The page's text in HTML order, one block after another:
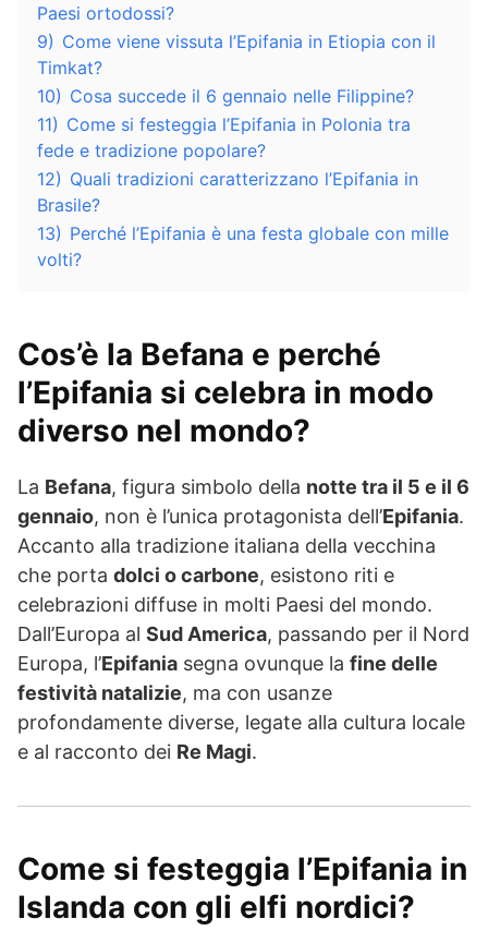
Paesi ortodossi?
9) Come viene vissuta l’Epifania in Etiopia con il
Timkat?
10) Cosa succede il 6 gennaio nelle Filippine?
11) Come si festeggia l’Epifania in Polonia tra
fede e tradizione popolare?
12) Quali tradizioni caratterizzano l’Epifania in
Brasile?
13) Perché l’Epifania è una festa globale con mille
volti?
Cos’è la Befana e perché
l’Epifania si celebra in modo
diverso nel mondo?
La Befana, figura simbolo della notte tra il 5 e il 6
gennaio, non è l’unica protagonista dell’Epifania.
Accanto alla tradizione italiana della vecchina
che porta dolci o carbone, esistono riti e
celebrazioni diffuse in molti Paesi del mondo.
Dall’Europa al Sud America, passando per il Nord
Europa, l’Epifania segna ovunque la fine delle
festività natalizie, ma con usanze
profondamente diverse, legate alla cultura locale
e al racconto dei Re Magi.
Come si festeggia l’Epifania in
Islanda con gli elfi nordici?